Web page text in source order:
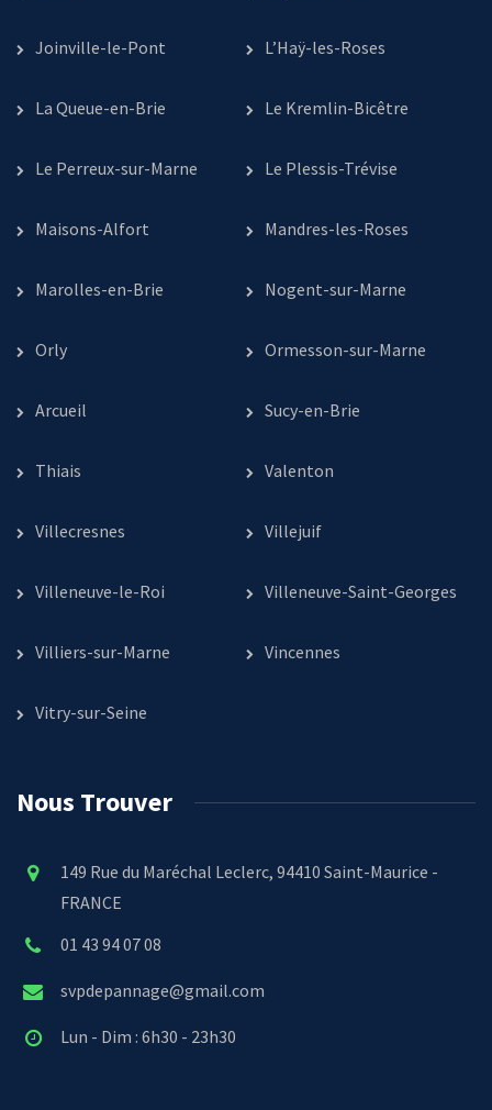
Joinville-le-Pont L’Haÿ-les-Roses
La Queue-en-Brie Le Kremlin-Bicêtre
Le Perreux-sur-Marne Le Plessis-Trévise
Maisons-Alfort Mandres-les-Roses
Marolles-en-Brie Nogent-sur-Marne
Orly Ormesson-sur-Marne
Arcueil Sucy-en-Brie
Thiais Valenton
Villecresnes Villejuif
Villeneuve-le-Roi Villeneuve-Saint-Georges
Villiers-sur-Marne Vincennes
Vitry-sur-Seine
Nous Trouver
149 Rue du Maréchal Leclerc, 94410 Saint-Maurice -
FRANCE
01 43 94 07 08
svpdepannage@gmail.com
Lun - Dim : 6h30 - 23h30